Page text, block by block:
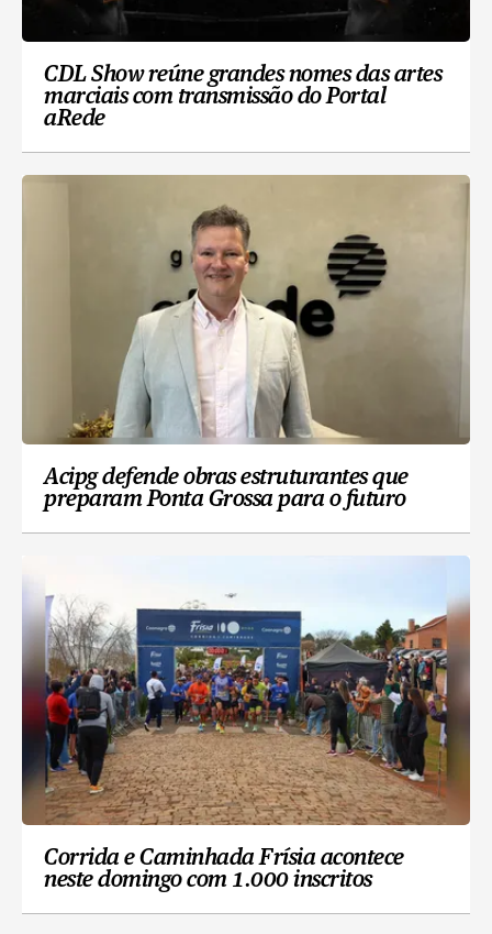
CDL Show reúne grandes nomes das artes
marciais com transmissão do Portal
aRede
Acipg defende obras estruturantes que
preparam Ponta Grossa para o futuro
Corrida e Caminhada Frísia acontece
neste domingo com 1.000 inscritos